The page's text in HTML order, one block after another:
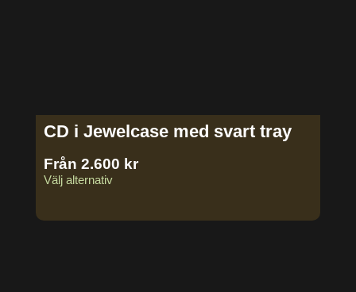
CD i Jewelcase med svart tray
Från 2.600 kr
Välj alternativ